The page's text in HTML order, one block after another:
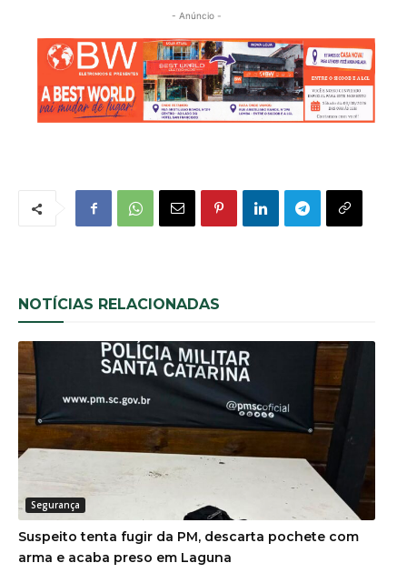
- Anúncio -
NOTÍCIAS RELACIONADAS
Segurança
Suspeito tenta fugir da PM, descarta pochete com
arma e acaba preso em Laguna